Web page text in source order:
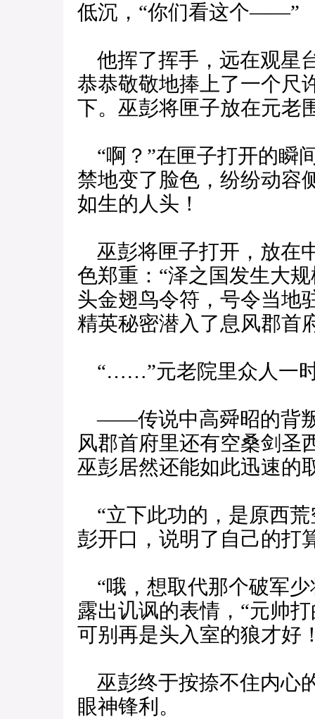
低沉，“你们看这个——”
他挥了挥手，远在观星
恭恭敬敬地捧上了一个尺
下。巫彭将匣子放在元老
“啊？”在匣子打开的瞬
禁地变了脸色，纷纷动
如生的人头！
巫彭将匣子打开，放在
色郑重：“泽之国发生大
头金翅鸟令符，号令当
精英秘密潜入了息风郡首
“……”元老院里众人一
——传说中高舜昭的背
风郡首府里还有空桑剑圣
巫彭居然还能如此迅速的
“立下此功的，是原西荒
彭开口，说明了自己的打
“哦，想取代那个破军少
露出讥讽的表情，“元帅
可别再是头入室的狼才好
巫彭终于按捺不住内心
眼神锋利。